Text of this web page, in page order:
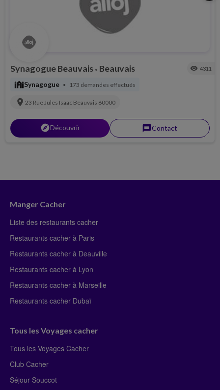
Synagogue Beauvais • Beauvais visibility 4311
synagogueSynagogue • 173 demandes effectués
location_on 23 Rue Jules Isaac Beauvais 60000
explorerDécouvrir messageContact
Manger Cacher
Liste des restaurants cacher
Restaurants cacher à Paris
Restaurants cacher à Deauville
Restaurants cacher à Lyon
Restaurants cacher à Marseille
Restaurants cacher Dubaï
Tous les Voyages cacher
Tous les Voyages Cacher
Club Cacher
Séjour Souccot